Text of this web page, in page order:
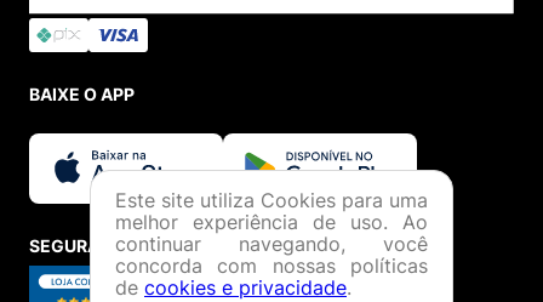
BAIXE O APP
SEGURANÇA E CREDIBILIDADE
Este site utiliza Cookies para uma
melhor experiência de uso. Ao
continuar navegando, você
concorda com nossas políticas
de cookies e privacidade.